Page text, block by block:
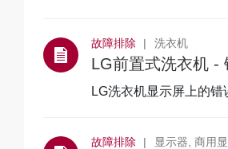
故障排除 洗衣机
LG前置式洗衣机 -
LG洗衣机显示屏上的
故障排除 显示器, 商用